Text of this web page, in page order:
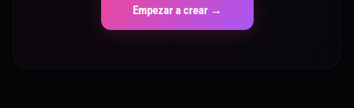
Empezar a crear →